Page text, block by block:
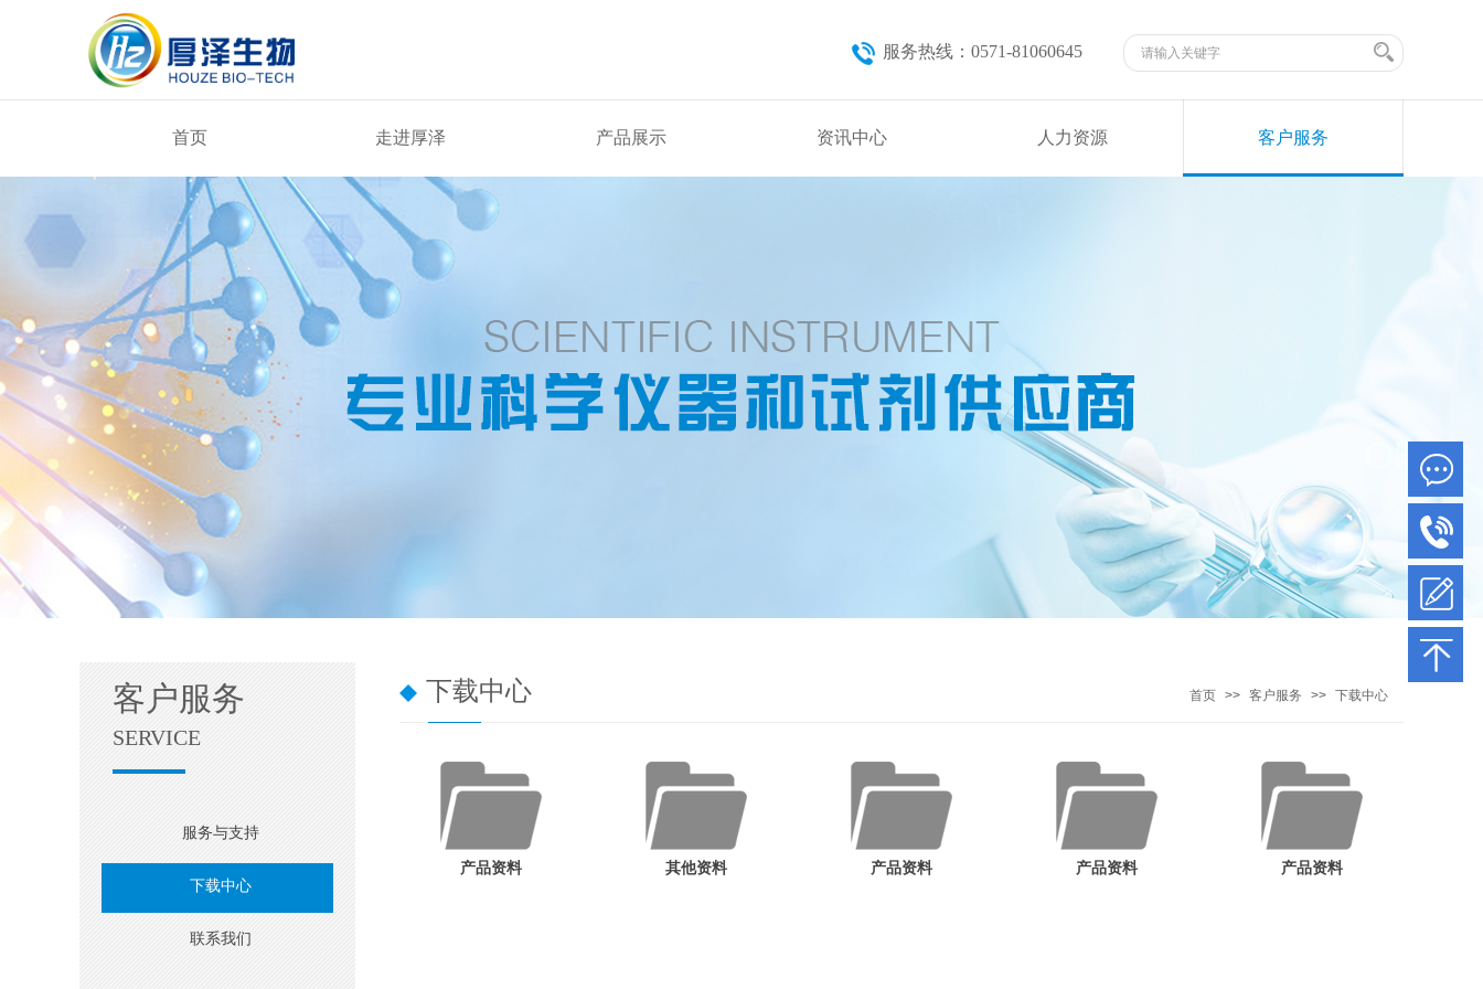
服务热线：0571-81060645
首页 走进厚泽 产品展示 资讯中心 人力资源 客户服务
客户服务
SERVICE
服务与支持
下载中心
联系我们
下载中心 首页 >> 客户服务 >> 下载中心
产品资料
产品资料 其他资料 产品资料 产品资料